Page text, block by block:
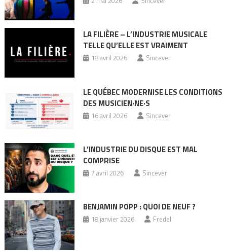
LA FILIÈRE – L’INDUSTRIE MUSICALE
TELLE QU’ELLE EST VRAIMENT
18 avril 2026 Sincever
LE QUÉBEC MODERNISE LES CONDITIONS
DES MUSICIEN·NE·S
16 avril 2026 Sincever
L’INDUSTRIE DU DISQUE EST MAL
COMPRISE
7 avril 2026 Sincever
BENJAMIN POPP : QUOI DE NEUF ?
18 janvier 2026 Fredel